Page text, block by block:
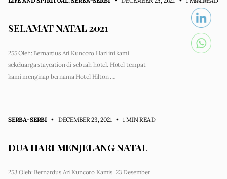
SELAMAT NATAL 2021
255 Oleh: Bernardus Ari Kuncoro Hari ini kami
sekeluarga staycation di sebuah hotel. Hotel tempat
kami menginap bernama Hotel Hilton …
SERBA-SERBI • DECEMBER 23, 2021 • 1 MIN READ
DUA HARI MENJELANG NATAL
253 Oleh: Bernardus Ari Kuncoro Kamis. 23 Desember